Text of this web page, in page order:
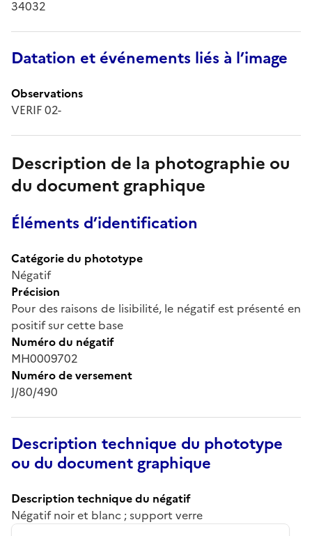
34032
Datation et événements liés à l’image
Observations
VERIF 02-
Description de la photographie ou
du document graphique
Éléments d’identification
Catégorie du phototype
Négatif
Précision
Pour des raisons de lisibilité, le négatif est présenté en
positif sur cette base
Numéro du négatif
MH0009702
Numéro de versement
J/80/490
Description technique du phototype
ou du document graphique
Description technique du négatif
Négatif noir et blanc ; support verre